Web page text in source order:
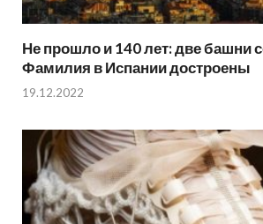
Не прошло и 140 лет: две башни
Фамилия в Испании достроены
19.12.2022